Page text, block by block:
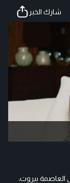
شارك الخبر
العاصمة بيروت،